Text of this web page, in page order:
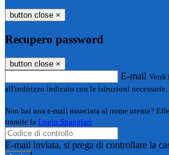
button close ×
Recupero password
button close ×
E-mail Verrà
all'indirizzo indicato con le istruzioni necessarie.
Non hai una e-mail associata al nome utente?
tramite la Login Spaggiari
E-mail inviata, si prega di controllare la